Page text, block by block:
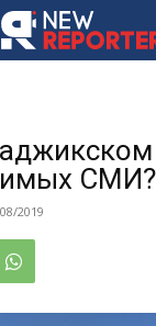
СМИ?
2019